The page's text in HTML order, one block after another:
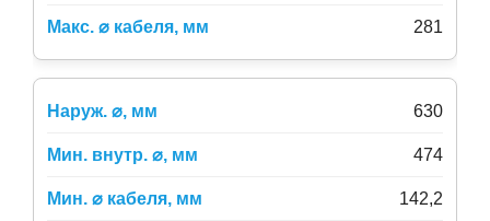
281
630
474
142,2